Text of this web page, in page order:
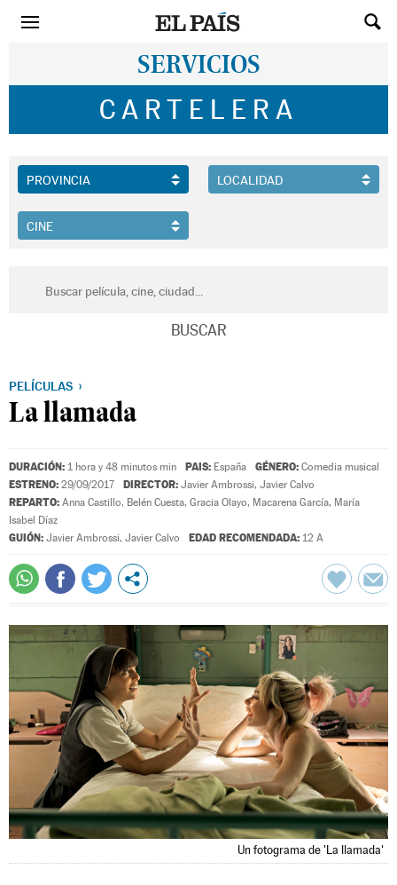
SERVICIOS
CARTELERA
PELÍCULAS
La llamada
DURACIÓN: 1 hora y 48 minutos min PAIS: España GÉNERO: Comedia musical
ESTRENO: 29/09/2017 DIRECTOR: Javier Ambrossi, Javier Calvo
REPARTO: Anna Castillo, Belén Cuesta, Gracia Olayo, Macarena García, María
Isabel Díaz
GUIÓN: Javier Ambrossi, Javier Calvo EDAD RECOMENDADA: 12 A
Un fotograma de 'La llamada'